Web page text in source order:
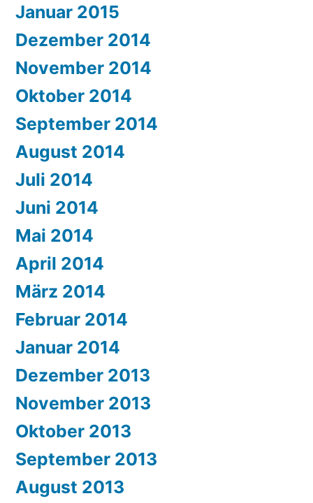
Januar 2015
Dezember 2014
November 2014
Oktober 2014
September 2014
August 2014
Juli 2014
Juni 2014
Mai 2014
April 2014
März 2014
Februar 2014
Januar 2014
Dezember 2013
November 2013
Oktober 2013
September 2013
August 2013